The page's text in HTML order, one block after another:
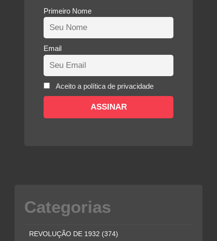
Primeiro Nome
Email
Aceito a política de privacidade
Categorias
REVOLUÇÃO DE 1932 (374)